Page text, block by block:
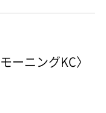
ーニングKC〉